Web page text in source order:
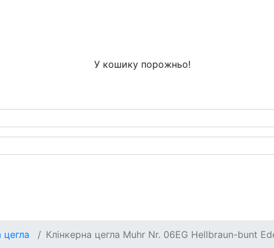
У кошику порожньо!
цегла Клінкерна цегла Muhr Nr. 06EG Hellbraun-bunt